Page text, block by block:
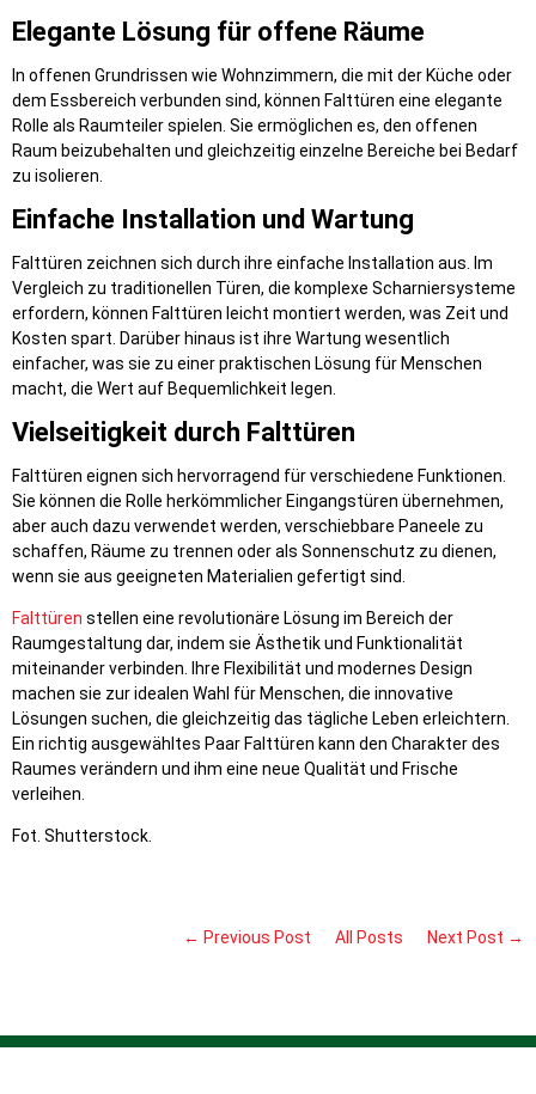
Elegante Lösung für offene Räume
In offenen Grundrissen wie Wohnzimmern, die mit der Küche oder
dem Essbereich verbunden sind, können Falttüren eine elegante
Rolle als Raumteiler spielen. Sie ermöglichen es, den offenen
Raum beizubehalten und gleichzeitig einzelne Bereiche bei Bedarf
zu isolieren.
Einfache Installation und Wartung
Falttüren zeichnen sich durch ihre einfache Installation aus. Im
Vergleich zu traditionellen Türen, die komplexe Scharniersysteme
erfordern, können Falttüren leicht montiert werden, was Zeit und
Kosten spart. Darüber hinaus ist ihre Wartung wesentlich
einfacher, was sie zu einer praktischen Lösung für Menschen
macht, die Wert auf Bequemlichkeit legen.
Vielseitigkeit durch Falttüren
Falttüren eignen sich hervorragend für verschiedene Funktionen.
Sie können die Rolle herkömmlicher Eingangstüren übernehmen,
aber auch dazu verwendet werden, verschiebbare Paneele zu
schaffen, Räume zu trennen oder als Sonnenschutz zu dienen,
wenn sie aus geeigneten Materialien gefertigt sind.
Falttüren stellen eine revolutionäre Lösung im Bereich der
Raumgestaltung dar, indem sie Ästhetik und Funktionalität
miteinander verbinden. Ihre Flexibilität und modernes Design
machen sie zur idealen Wahl für Menschen, die innovative
Lösungen suchen, die gleichzeitig das tägliche Leben erleichtern.
Ein richtig ausgewähltes Paar Falttüren kann den Charakter des
Raumes verändern und ihm eine neue Qualität und Frische
verleihen.
Fot. Shutterstock.
← Previous Post All Posts Next Post →